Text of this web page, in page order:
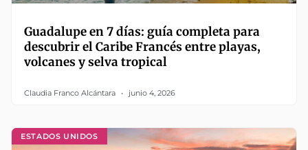
Guadalupe en 7 días: guía completa para
descubrir el Caribe Francés entre playas,
volcanes y selva tropical
Claudia Franco Alcántara junio 4, 2026
ESTADOS UNIDOS